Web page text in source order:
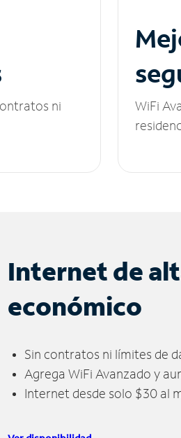
ni
WiFi
Internet de
económico
Sin contratos ni límites de
Agrega WiFi Avanzado y
Internet desde solo $30 al